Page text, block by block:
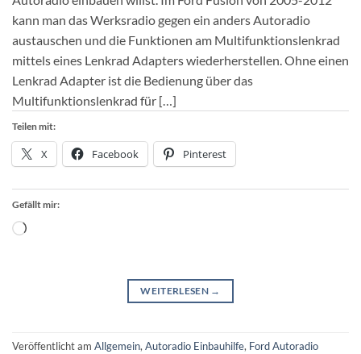
kann man das Werksradio gegen ein anders Autoradio
austauschen und die Funktionen am Multifunktionslenkrad
mittels eines Lenkrad Adapters wiederherstellen. Ohne einen
Lenkrad Adapter ist die Bedienung über das
Multifunktionslenkrad für […]
Teilen mit:
X Facebook Pinterest
Gefällt mir:
Wird
WEITERLESEN →
Veröffentlicht am Allgemein, Autoradio Einbauhilfe, Ford Autoradio